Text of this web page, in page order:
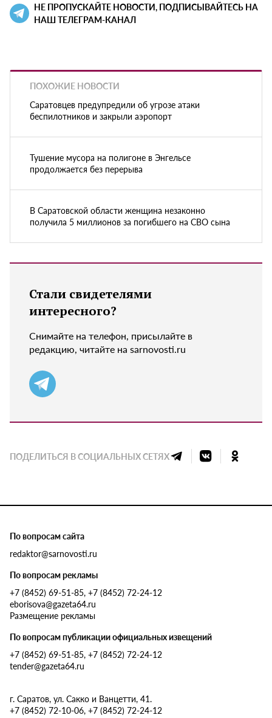
НЕ ПРОПУСКАЙТЕ НОВОСТИ, ПОДПИСЫВАЙТЕСЬ НА
НАШ ТЕЛЕГРАМ-КАНАЛ
ПОХОЖИЕ НОВОСТИ
Саратовцев предупредили об угрозе атаки
беспилотников и закрыли аэропорт
Тушение мусора на полигоне в Энгельсе
продолжается без перерыва
В Саратовской области женщина незаконно
получила 5 миллионов за погибшего на СВО сына
Стали свидетелями
интересного?
Снимайте на телефон, присылайте в
редакцию, читайте на sarnovosti.ru
ПОДЕЛИТЬСЯ В СОЦИАЛЬНЫХ СЕТЯХ
По вопросам сайта
redaktor@sarnovosti.ru
По вопросам рекламы
+7 (8452) 69-51-85, +7 (8452) 72-24-12
eborisova@gazeta64.ru
Размещение рекламы
По вопросам публикации официальных извещений
+7 (8452) 69-51-85, +7 (8452) 72-24-12
tender@gazeta64.ru
г. Саратов, ул. Сакко и Ванцетти, 41.
+7 (8452) 72-10-06, +7 (8452) 72-24-12